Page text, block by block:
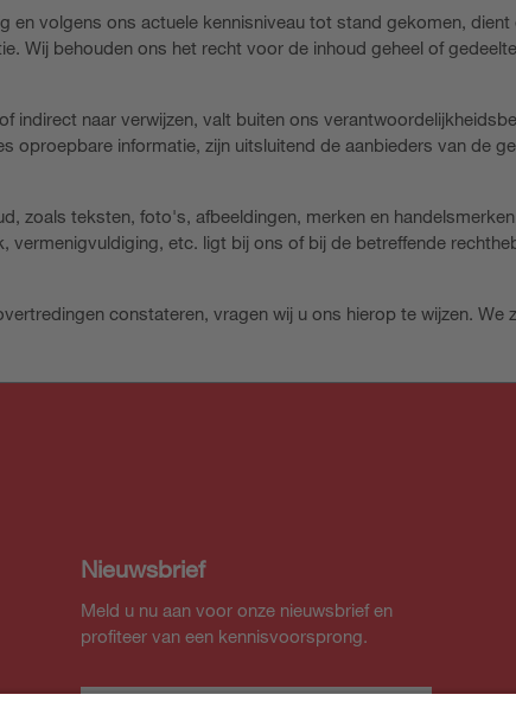
en volgens ons actuele kennisniveau tot stand gekomen,
Wij behouden ons het recht voor de inhoud geheel of
indirect naar verwijzen, valt buiten ons
oproepbare informatie, zijn uitsluitend de aanbieders van de
zoals teksten, foto's, afbeeldingen, merken en
vermenigvuldiging, etc. ligt bij ons of bij de betreffende
constateren, vragen wij u ons hierop te wijzen.
Nieuwsbrief
Meld u nu aan voor onze nieuwsbrief en
profiteer van een kennisvoorsprong.